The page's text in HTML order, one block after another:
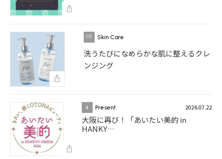
Skin Care
洗うたびになめらかな肌に整えるクレ
ンジング
4 Present 2026.07.22
大阪に再び！「あいたい美的 in
HANKY…